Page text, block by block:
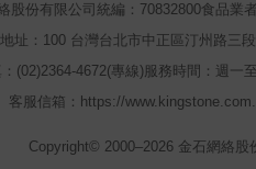
股份有限公司 統編：70832800食品業
地址：100 台灣台北市中正區汀州路三
(02)2364-4672(專線) 服務時間：週一
客服信箱：https://
Copyright© 2000–2026 金石網絡股